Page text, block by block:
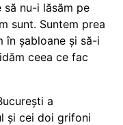
nu-i lăsăm pe
sunt. Suntem prea
în șabloane și să-i
ceea ce fac
a
și cei doi grifoni